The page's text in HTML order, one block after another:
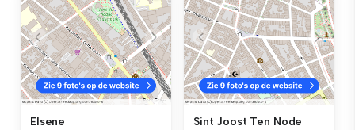
Elsene Sint Joost Ten Node